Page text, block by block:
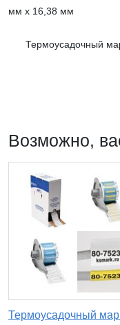
мм х 16,38 мм
Термоусадочный
Возможно,
Термоусадочный